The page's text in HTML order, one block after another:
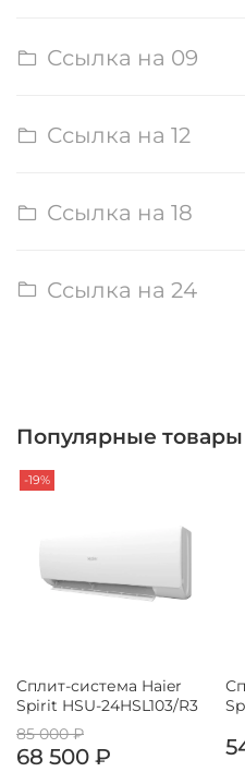
Ссылка на 09
Ссылка на 12
Ссылка на 18
Ссылка на 24
Популярные товары
-19%
Сплит-система Haier
Spirit HSU-24HSL103/R3
85 000 ₽
68 500 ₽